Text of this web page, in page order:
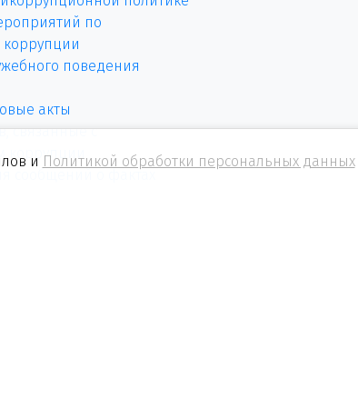
по
поведения
акты
связанные с
коррупции
сообщений о фактах
и Политикой обработки персональных данных